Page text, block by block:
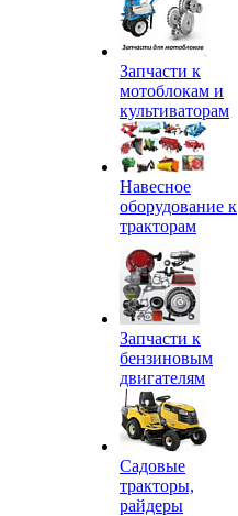
Запчасти к
мотоблокам и
культиваторам
Навесное
оборудование к
тракторам
Запчасти к
бензиновым
двигателям
Садовые
тракторы,
райдеры